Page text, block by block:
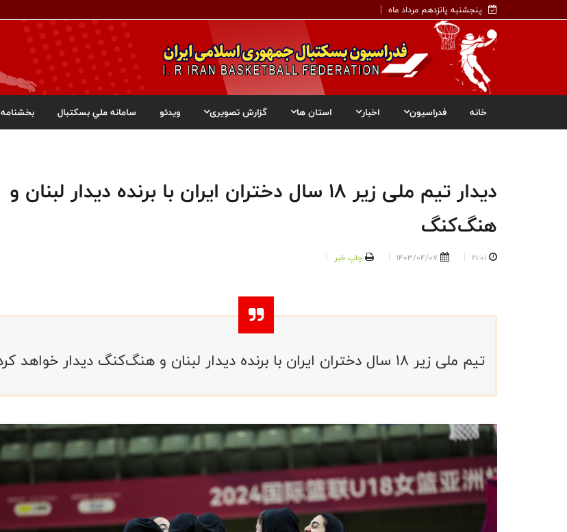
پنجشنبه پانزدهم مرداد ماه
خانه فدراسیون اخبار استان ها گزارش تصویری ویدئو سامانه ملي بسکتبال بخشنامه
دیدار تیم ملی زیر ۱۸ سال دختران ایران با برنده دیدار لبنان و
هنگ‌کنگ
21:01
1403/04/07 چاپ خبر
تیم ملی زیر ۱۸ سال دختران ایران با برنده دیدار لبنان و هنگ‌کنگ دیدار خواهد کرد.